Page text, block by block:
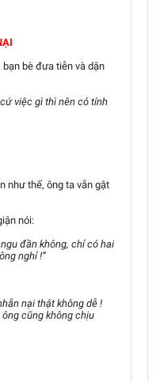
bè đưa tiễn và dặn
việc gì thì nên có tính
như thế, ông ta vẫn gật
nói:
đần không, chỉ có hai
nghỉ !”
nại thật không dễ !
cũng không chịu